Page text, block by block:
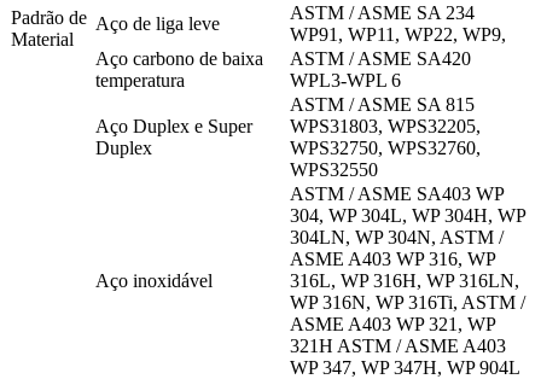
Padrão de
Material
Aço de liga leve
ASTM / ASME SA 234
WP91, WP11, WP22, WP9,
Aço carbono de baixa
temperatura
ASTM / ASME SA420
WPL3-WPL 6
Aço Duplex e Super
Duplex
ASTM / ASME SA 815
WPS31803, WPS32205,
WPS32750, WPS32760,
WPS32550
Aço inoxidável
ASTM / ASME SA403 WP
304, WP 304L, WP 304H, WP
304LN, WP 304N, ASTM /
ASME A403 WP 316, WP
316L, WP 316H, WP 316LN,
WP 316N, WP 316Ti, ASTM /
ASME A403 WP 321, WP
321H ASTM / ASME A403
WP 347, WP 347H, WP 904L